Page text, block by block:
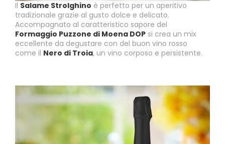
Il Salame Strolghino è perfetto per un aperitivo
tradizionale grazie al gusto dolce e delicato.
Accompagnato al caratteristico sapore del
Formaggio Puzzone di Moena DOP si crea un mix
eccellente da degustare con del buon vino rosso
come il Nero di Troia, un vino corposo e persistente.